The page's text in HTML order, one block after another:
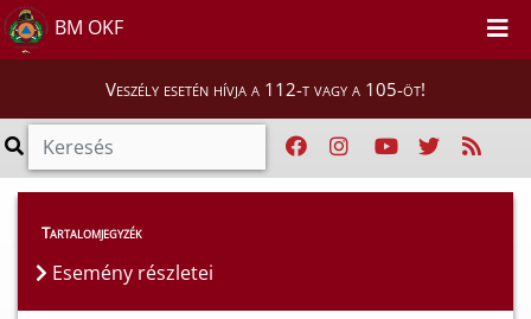
BM OKF
Veszély esetén hívja a 112-t vagy a 105-öt!
Esemény részletei
Tartalomjegyzék
Esemény részletei